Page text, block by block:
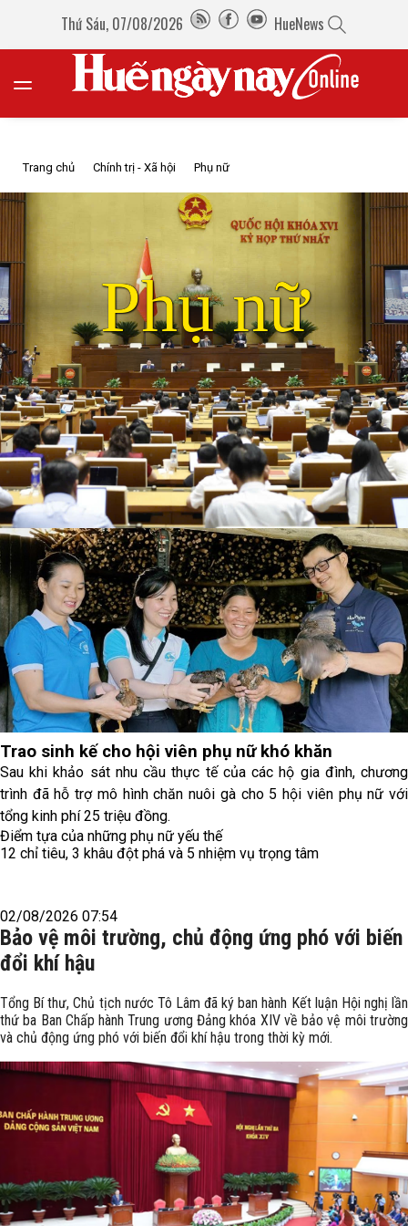
Thứ Sáu, 07/08/2026 HueNews
Trang chủ Chính trị - Xã hội Phụ nữ
Phụ nữ
Trao sinh kế cho hội viên phụ nữ khó khăn
Sau khi khảo sát nhu cầu thực tế của các hộ gia đình, chương
trình đã hỗ trợ mô hình chăn nuôi gà cho 5 hội viên phụ nữ với
tổng kinh phí 25 triệu đồng.
Điểm tựa của những phụ nữ yếu thế
12 chỉ tiêu, 3 khâu đột phá và 5 nhiệm vụ trọng tâm
02/08/2026 07:54
Bảo vệ môi trường, chủ động ứng phó với biến
đổi khí hậu
Tổng Bí thư, Chủ tịch nước Tô Lâm đã ký ban hành Kết luận Hội nghị lần
thứ ba Ban Chấp hành Trung ương Đảng khóa XIV về bảo vệ môi trường
và chủ động ứng phó với biến đổi khí hậu trong thời kỳ mới.